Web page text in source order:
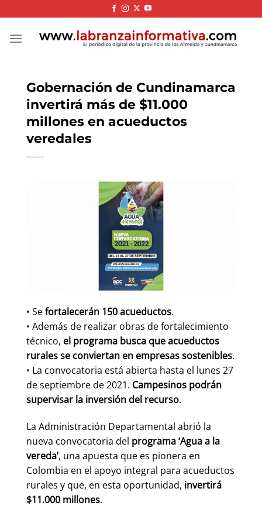
to
content
Gobernación de Cundinamarca
invertirá más de $11.000
millones en acueductos
veredales
• Sefortalecerán 150 acueductos.
• Además de realizar obras de fortalecimiento
técnico, el programa busca que acueductos
rurales se conviertan en empresas sostenibles.
• La convocatoria está abierta hasta el lunes 27
de septiembre de 2021. Campesinos podrán
supervisar la inversión del recurso.
La Administración Departamental abrió la
nueva convocatoria del programa ‘Agua a la
vereda’, una apuesta que es pionera en
Colombia en el apoyo integral para acueductos
rurales y que, en esta oportunidad, invertirá
$11.000 millones.